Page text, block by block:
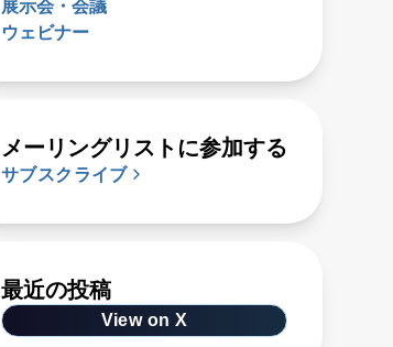
展示会・会議
ウェビナー
メーリングリストに参加する
サブスクライブ
最近の投稿
View on X